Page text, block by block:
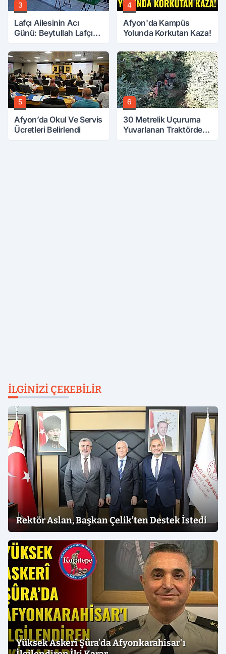
3
Lafçı Ailesinin Acı
Günü: Beytullah Lafçı
4
Afyon'da Kampüs
Yolunda Korkutan Kaza!
5
Afyon’da Okul Ve Servis
Ücretleri Belirlendi
6
30 Metrelik Uçuruma
Yuvarlanan Traktörden
İLGINIZI ÇEKEBILIR
Rektör Aslan, Başkan Çelik’ten Destek İstedi
Yüksek Askerî Şûra’da Afyonkarahisar'ı